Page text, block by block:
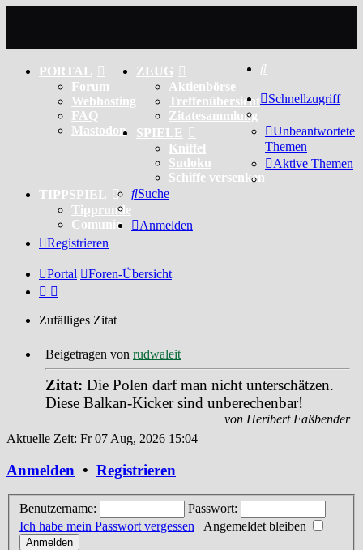
PORTAL
Forum
Webhosting
FAQ
Mastodon
ZEUG
Aktienbörse
Treffenübersicht
Zitatesammlung
SPIELE
Kniffel
Sudoku
Schiffe versenken
TIPPSPIEL
Tipprunde
Comunio
Schnellzugriff
Unbeantwortete
Themen
Aktive Themen
Suche
Anmelden
Registrieren
Portal Foren-Übersicht
Zufälliges Zitat
Beigetragen von rudwaleit
Zitat: Die Polen darf man nicht unterschätzen.
Diese Balkan-Kicker sind unberechenbar!
von Heribert Faßbender
Aktuelle Zeit: Fr 07 Aug, 2026 15:04
Anmelden • Registrieren
Benutzername:
Passwort:
Ich habe mein Passwort vergessen | Angemeldet bleiben